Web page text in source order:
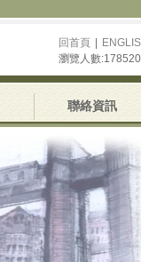
回首頁
瀏覽人數
聯絡資訊